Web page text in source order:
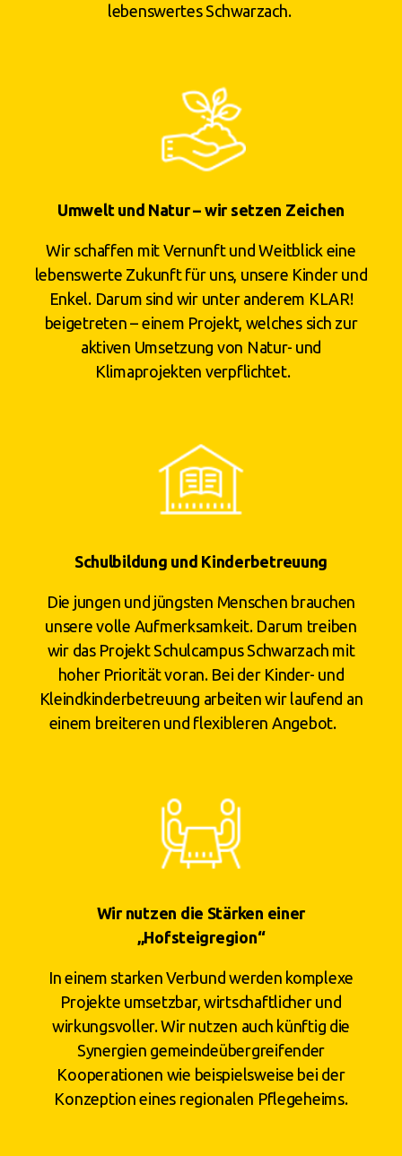
lebenswertes Schwarzach.
Umwelt und Natur – wir setzen Zeichen
Wir schaffen mit Vernunft und Weitblick eine
lebenswerte Zukunft für uns, unsere Kinder und
Enkel. Darum sind wir unter anderem KLAR!
beigetreten – einem Projekt, welches sich zur
aktiven Umsetzung von Natur- und
Klimaprojekten verpflichtet.
Schulbildung und Kinderbetreuung
Die jungen und jüngsten Menschen brauchen
unsere volle Aufmerksamkeit. Darum treiben
wir das Projekt Schulcampus Schwarzach mit
hoher Priorität voran. Bei der Kinder- und
Kleindkinderbetreuung arbeiten wir laufend an
einem breiteren und flexibleren Angebot.
Wir nutzen die Stärken einer
„Hofsteigregion“
In einem starken Verbund werden komplexe
Projekte umsetzbar, wirtschaftlicher und
wirkungsvoller. Wir nutzen auch künftig die
Synergien gemeindeübergreifender
Kooperationen wie beispielsweise bei der
Konzeption eines regionalen Pflegeheims.